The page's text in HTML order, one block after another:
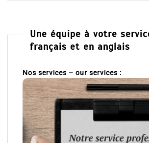
Une équipe à votre
français et en anglais
Nos services – our services :